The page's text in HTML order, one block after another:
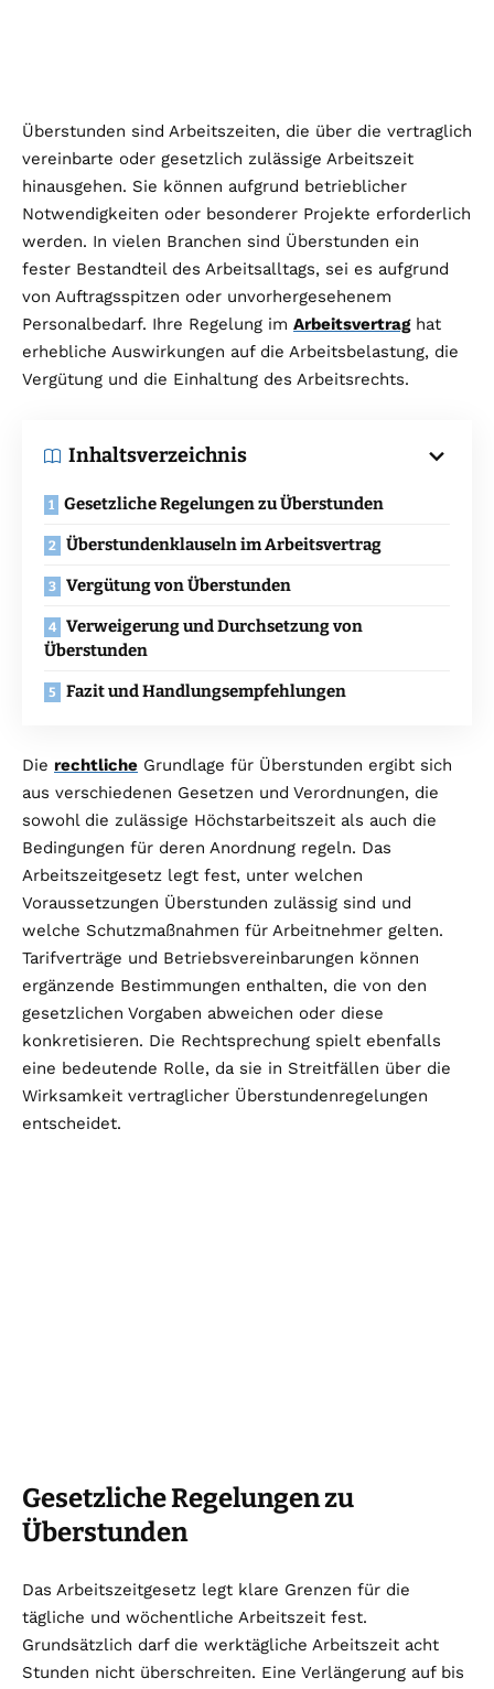
Überstunden sind Arbeitszeiten, die über die vertraglich
vereinbarte oder gesetzlich zulässige Arbeitszeit
hinausgehen. Sie können aufgrund betrieblicher
Notwendigkeiten oder besonderer Projekte erforderlich
werden. In vielen Branchen sind Überstunden ein
fester Bestandteil des Arbeitsalltags, sei es aufgrund
von Auftragsspitzen oder unvorhergesehenem
Personalbedarf. Ihre Regelung im Arbeitsvertraghat
erhebliche Auswirkungen auf die Arbeitsbelastung, die
Vergütung und die Einhaltung des Arbeitsrechts.
Inhaltsverzeichnis
Gesetzliche Regelungen zu Überstunden
Überstundenklauseln im Arbeitsvertrag
Vergütung von Überstunden
Verweigerung und Durchsetzung von
Überstunden
Fazit und Handlungsempfehlungen
Die rechtliche Grundlage für Überstunden ergibt sich
aus verschiedenen Gesetzen und Verordnungen, die
sowohl die zulässige Höchstarbeitszeit als auch die
Bedingungen für deren Anordnung regeln. Das
Arbeitszeitgesetz legt fest, unter welchen
Voraussetzungen Überstunden zulässig sind und
welche Schutzmaßnahmen für Arbeitnehmer gelten.
Tarifverträge und Betriebsvereinbarungen können
ergänzende Bestimmungen enthalten, die von den
gesetzlichen Vorgaben abweichen oder diese
konkretisieren. Die Rechtsprechung spielt ebenfalls
eine bedeutende Rolle, da sie in Streitfällen über die
Wirksamkeit vertraglicher Überstundenregelungen
entscheidet.
Gesetzliche Regelungen zu
Überstunden
Das Arbeitszeitgesetz legt klare Grenzen für die
tägliche und wöchentliche Arbeitszeit fest.
Grundsätzlich darf die werktägliche Arbeitszeit acht
Stunden nicht überschreiten. Eine Verlängerung auf bis